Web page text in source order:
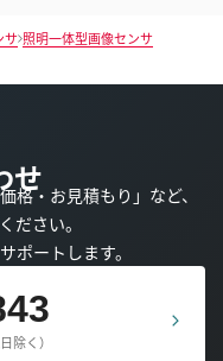
サ 照明一体型画像センサ
せ
格・お見積もり」など、
ださい。
ポートします。
除く）